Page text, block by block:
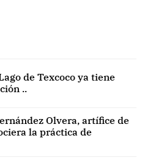
de Texcoco ya tiene
..
Olvera, artífice de
la práctica de